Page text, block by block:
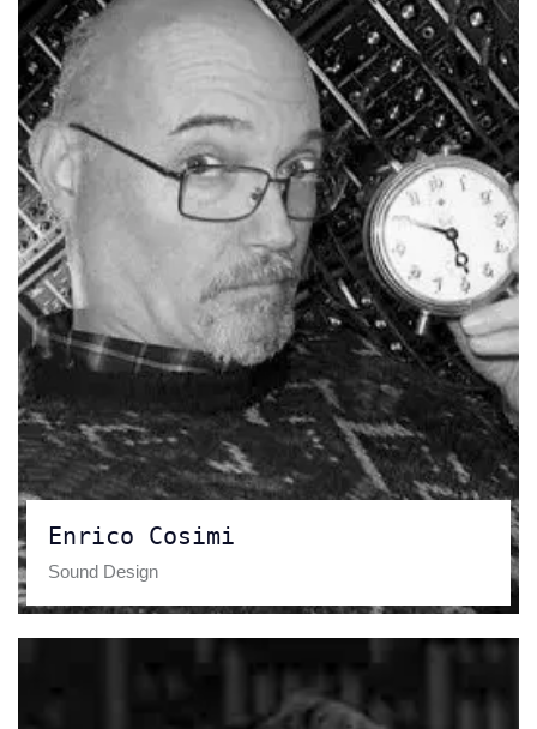
Enrico Cosimi
Sound Design